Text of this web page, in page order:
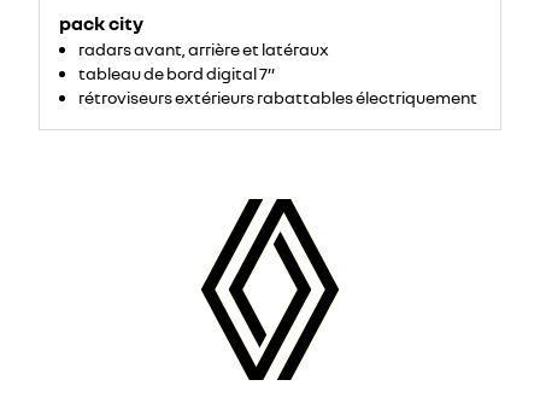
pack city
radars avant, arrière et latéraux
tableau de bord digital 7’’
rétroviseurs extérieurs rabattables électriquement